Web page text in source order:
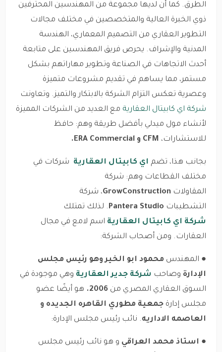
الطرق. كما أن لديها مجموعة من المهندسين المحترفين
ذوي الخبرة العالية والمتخصصين في مختلف مجالات
التطوير العقاري من التصميم المعماري، الهندسة
المدنية والإشراف. يحرص فريق المهندسين على متابعة
أحدث الاتجاهات في الصناعة وتطوير مهاراتهم بشكل
مستمر، مما يساهم في تقديم مشروعات متميزة
وعصرية تعكس التزام الشركة بالابتكار والتميز. وتعاونت
شركة اي كابيتال العقارية مع العديد من الشركات المميزة
لأنشاء مول ميدلي بأفضل طريقة وهم: حافظ
للاستشارات،
بجانب هذا، تضم اي كابيتال العقارية شركات في
مختلف القطاعات وهم: شركة
المقاولات GrowConstruction، شركة
التشطيبات
. لذلك تمتلك
شركة اي كابيتال العقارية اسم لامع في مجال
العقارات. ومن أصحاب الشركة:
● المهندس محمود ابو الخير وهو رئيس مجلس
الإدارة وصاحب شركة جدير العقارية وهي موجودة في
السوق العقاري المصري من 2006.
هو أيضًا عضو
مجلس إدارة جمعية مطوري القاهره الجديده و
العاصمه الاداريه. نائب رئيس مجلس الإدارة:
● استاذ محمد العراقي و هو نائب رئيس مجلس